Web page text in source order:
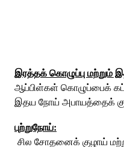
இரத்தக் கொழுப்பு மற்றும்
ஆப்பிள்கள் கொழுப்பைக்
இதய நோய் அபாயத்தைக்
புற்றுநோய்:
சில சோதனைக் குழாய்